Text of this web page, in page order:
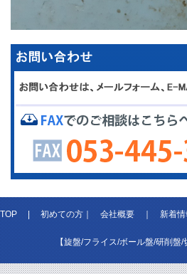
TOP|初めての方｜会社概要｜新着
【旋盤/フライス/ボール盤/研削盤